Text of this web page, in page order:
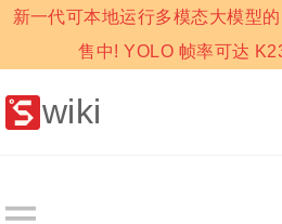
新一代可本地运行多模态大模型
售中! YOLO 帧率可达
wiki